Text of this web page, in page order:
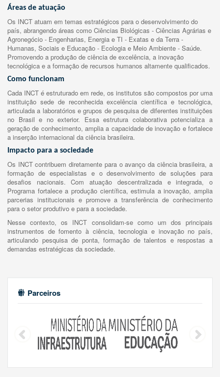
Áreas de atuação
Os INCT atuam em temas estratégicos para o desenvolvimento do
país, abrangendo áreas como Ciências Biológicas - Ciências Agrárias e
Agronegócio - Engenharias, Energia e TI - Exatas e da Terra -
Humanas, Sociais e Educação - Ecologia e Meio Ambiente - Saúde.
Promovendo a produção de ciência de excelência, a inovação
tecnológica e a formação de recursos humanos altamente qualificados.
Como funcionam
Cada INCT é estruturado em rede, os institutos são compostos por uma
instituição sede de reconhecida excelência científica e tecnológica,
articulada a laboratórios e grupos de pesquisa de diferentes instituições
no Brasil e no exterior. Essa estrutura colaborativa potencializa a
geração de conhecimento, amplia a capacidade de inovação e fortalece
a inserção internacional da ciência brasileira.
Impacto para a sociedade
Os INCT contribuem diretamente para o avanço da ciência brasileira, a
formação de especialistas e o desenvolvimento de soluções para
desafios nacionais. Com atuação descentralizada e integrada, o
Programa fortalece a produção científica, estimula a inovação, amplia
parcerias institucionais e promove a transferência de conhecimento
para o setor produtivo e para a sociedade.
Nesse contexto, os INCT consolidam-se como um dos principais
instrumentos de fomento à ciência, tecnologia e inovação no país,
articulando pesquisa de ponta, formação de talentos e respostas a
demandas estratégicas da sociedade.
Parceiros